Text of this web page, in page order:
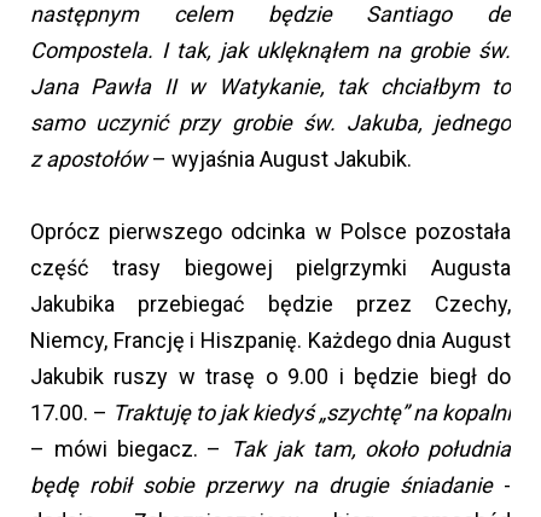
następnym celem będzie Santiago de
Compostela. I tak, jak uklęknąłem na grobie św.
Jana Pawła II w Watykanie, tak chciałbym to
samo uczynić przy grobie św. Jakuba, jednego
z apostołów– wyjaśnia August Jakubik.
Oprócz pierwszego odcinka w Polsce pozostała
część trasy biegowej pielgrzymki Augusta
Jakubika przebiegać będzie przez Czechy,
Niemcy, Francję i Hiszpanię. Każdego dnia August
Jakubik ruszy w trasę o 9.00 i będzie biegł do
17.00. – Traktuję to jak kiedyś „szychtę” na kopalni
– mówi biegacz. –
Tak jak tam, około południa
będę robił sobie przerwy na drugie śniadanie-